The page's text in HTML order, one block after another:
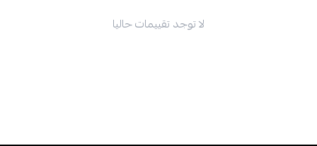
لا توجد تقييمات حاليا